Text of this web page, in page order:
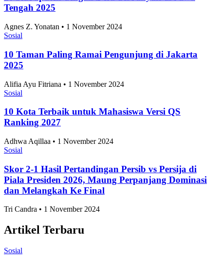
Tengah 2025
Agnes Z. Yonatan • 1 November 2024
Sosial
10 Taman Paling Ramai Pengunjung di Jakarta
2025
Alifia Ayu Fitriana • 1 November 2024
Sosial
10 Kota Terbaik untuk Mahasiswa Versi QS
Ranking 2027
Adhwa Aqillaa • 1 November 2024
Sosial
Skor 2-1 Hasil Pertandingan Persib vs Persija di
Piala Presiden 2026, Maung Perpanjang Dominasi
dan Melangkah Ke Final
Tri Candra • 1 November 2024
Artikel Terbaru
Sosial